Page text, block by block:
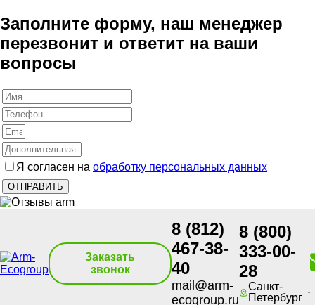
Заполните форму, наш менеджер
перезвонит и ответит на ваши
вопросы
Я согласен на обработку персональных данных
Заказать
звонок
8 (812)
467-38-
40
mail@arm-
ecogroup.ru
8 (800)
333-00-
28
Санкт-
Петербург